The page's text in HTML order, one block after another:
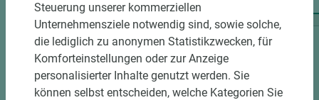
Steuerung unserer kommerziellen
Unternehmensziele notwendig sind, sowie solche,
die lediglich zu anonymen Statistikzwecken, für
Komforteinstellungen oder zur Anzeige
personalisierter Inhalte genutzt werden. Sie
können selbst entscheiden, welche Kategorien Sie